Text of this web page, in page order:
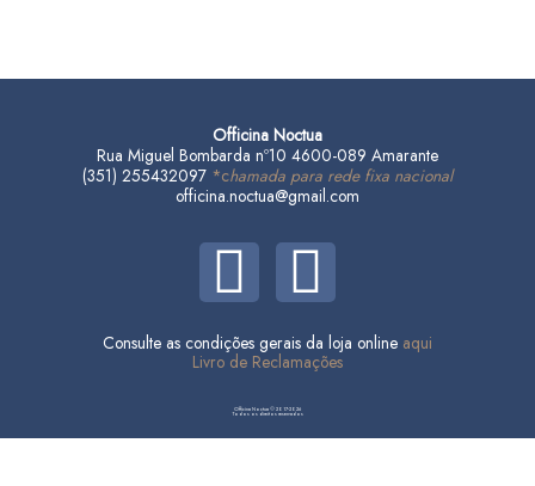
Officina Noctua
Rua Miguel Bombarda nº10 4600-089 Amarante
(351) 255432097 *chamada para rede fixa nacional
officina.noctua@gmail.com
F
a
c
e
I
n
s
t
Consulte as condições gerais da loja online aqui
Livro de Reclamações
Officina Noctua © 2017-2026
Todos os direitos reservados